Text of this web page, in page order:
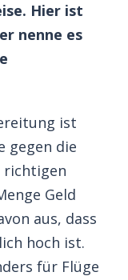
Hier ist
nenne es
ist
gegen die
richtigen
Geld
aus, dass
hoch ist.
für Flüge